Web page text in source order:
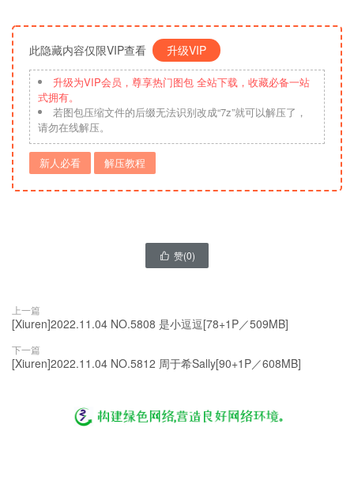
此隐藏内容仅限VIP查看 升级VIP
升级为VIP会员，尊享热门图包 全站下载，收藏必备一站
式拥有。
若图包压缩文件的后缀无法识别改成“7z”就可以解压了，
请勿在线解压。
新人必看 解压教程
 赞(0)
上一篇
[Xiuren]2022.11.04 NO.5808 是小逗逗[78+1P／509MB]
下一篇
[Xiuren]2022.11.04 NO.5812 周于希Sally[90+1P／608MB]